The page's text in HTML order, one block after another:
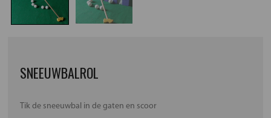
SNEEUWBALROL
Tik de sneeuwbal in de gaten en scoor